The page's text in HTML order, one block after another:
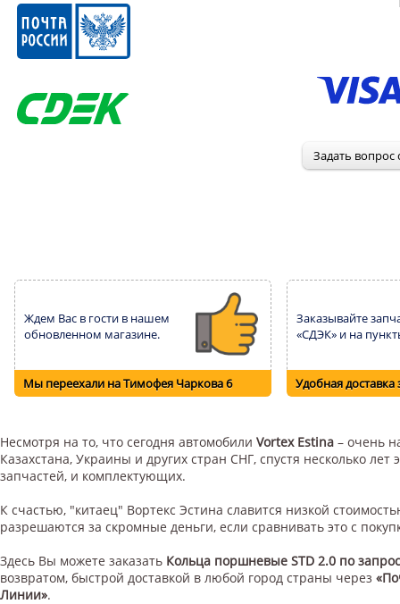
Ждем Вас в гости в нашем
обновленном магазине.
Мы переехали на Тимофея Чаркова 6
Заказывайте
«СДЭК» и на
Удобная доставка
Несмотря на то, что сегодня автомобили Vortex Estina – очень
Казахстана, Украины и других стран СНГ, спустя несколько
запчастей, и комплектующих.
К счастью, "китаец" Вортекс Эстина славится низкой
разрешаются за скромные деньги, если сравнивать это с
Здесь Вы можете заказать Кольца поршневые STD 2.0 по
возвратом, быстрой доставкой в любой город страны через
Линии».